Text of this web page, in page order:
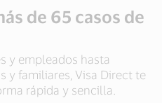
de
de
tarjetas
y
de 65 casos de
y empleados hasta
y familiares, Visa Direct te
rápida y sencilla.